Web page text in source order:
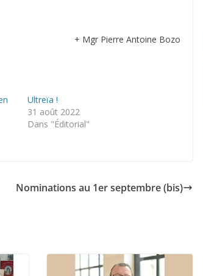
+ Mgr Pierre Antoine Bozo
Ultreïa !
31 août 2022
Dans "Éditorial"
Nominations au 1er septembre (bis)